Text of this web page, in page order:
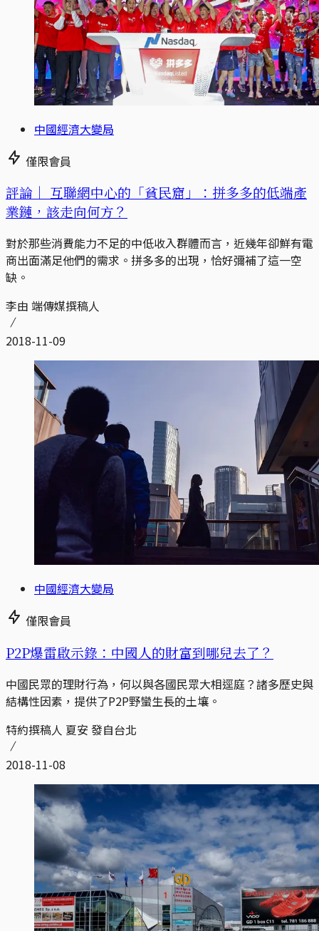
中國經濟大變局
僅限會員
評論｜ 互聯網中心的「貧民窟」：拼多多的低端產
業鏈，該走向何方？
對於那些消費能力不足的中低收入群體而言，近幾年卻鮮有電
商出面滿足他們的需求。拼多多的出現，恰好彌補了這一空
缺。
李由 端傳媒撰稿人
2018-11-09
中國經濟大變局
僅限會員
P2P爆雷啟示錄：中國人的財富到哪兒去了？
中國民眾的理財行為，何以與各國民眾大相逕庭？諸多歷史與
結構性因素，提供了P2P野蠻生長的土壤。
特約撰稿人 夏安 發自台北
2018-11-08